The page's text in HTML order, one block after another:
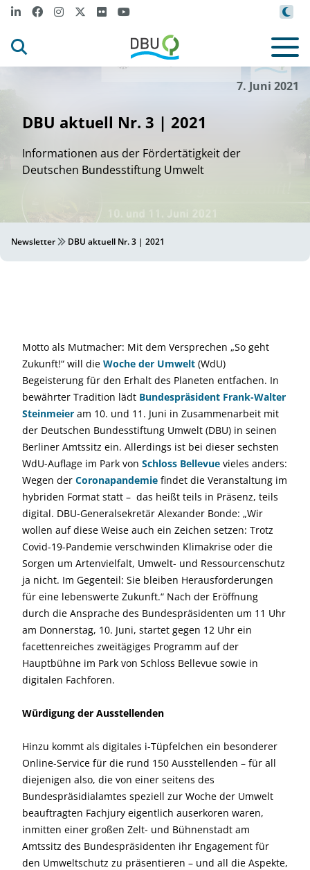
7. Juni 2021
DBU aktuell Nr. 3 | 2021
Informationen aus der Fördertätigkeit der
Deutschen Bundesstiftung Umwelt
Newsletter DBU aktuell Nr. 3 | 2021
Motto als Mutmacher: Mit dem Versprechen „So geht
Zukunft!“ will die Woche der Umwelt (WdU)
Begeisterung für den Erhalt des Planeten entfachen. In
bewährter Tradition lädt Bundespräsident Frank-Walter
Steinmeier am 10. und 11. Juni in Zusammenarbeit mit
der Deutschen Bundesstiftung Umwelt (DBU) in seinen
Berliner Amtssitz ein. Allerdings ist bei dieser sechsten
WdU-Auflage im Park von Schloss Bellevue vieles anders:
Wegen der Coronapandemie findet die Veranstaltung im
hybriden Format statt – das heißt teils in Präsenz, teils
digital. DBU-Generalsekretär Alexander Bonde: „Wir
wollen auf diese Weise auch ein Zeichen setzen: Trotz
Covid-19-Pandemie verschwinden Klimakrise oder die
Sorgen um Artenvielfalt, Umwelt- und Ressourcenschutz
ja nicht. Im Gegenteil: Sie bleiben Herausforderungen
für eine lebenswerte Zukunft.“ Nach der Eröffnung
durch die Ansprache des Bundespräsidenten um 11 Uhr
am Donnerstag, 10. Juni, startet gegen 12 Uhr ein
facettenreiches zweitägiges Programm auf der
Hauptbühne im Park von Schloss Bellevue sowie in
digitalen Fachforen.
Würdigung der Ausstellenden
Hinzu kommt als digitales i-Tüpfelchen ein besonderer
Online-Service für die rund 150 Ausstellenden – für all
diejenigen also, die von einer seitens des
Bundespräsidialamtes speziell zur Woche der Umwelt
beauftragten Fachjury eigentlich auserkoren waren,
inmitten einer großen Zelt- und Bühnenstadt am
Amtssitz des Bundespräsidenten ihr Engagement für
den Umweltschutz zu präsentieren – und all die Aspekte,